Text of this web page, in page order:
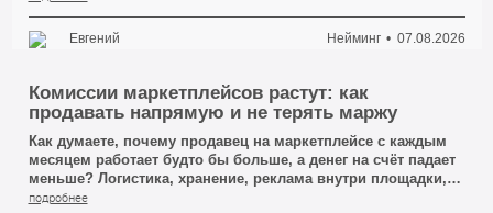
клиент, услышавший имя по телефону. И вот на этом
простом действии половина красивых названий
рассыпается. Человек говорит «СтройГарантПлюс», а на
«СтройГрант», а к третьему разу он уже сам не уверен, где
там что. Название вроде есть, а передать его другому
человеку без ошибки невозможно.
Евгений Нейминг 07.08.2026
Комиссии маркетплейсов растут: как
продавать напрямую и не терять маржу
Как думаете, почему продавец на маркетплейсе с каждым
месяцем работает будто бы больше, а денег на счёт падает
меньше? Логистика, хранение, реклама внутри площадки,
комиссия за категорию — каждая строчка в отчёте
подробнее